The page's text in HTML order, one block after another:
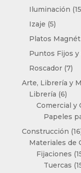
Iluminación 15
Izaje 55
Platos
Puntos Fijos y
Roscador 77
Arte, Librería y
Librería 66
Comercial y
Papeles
Construcción 16
Materiales de
Fijaciones
Tuercas